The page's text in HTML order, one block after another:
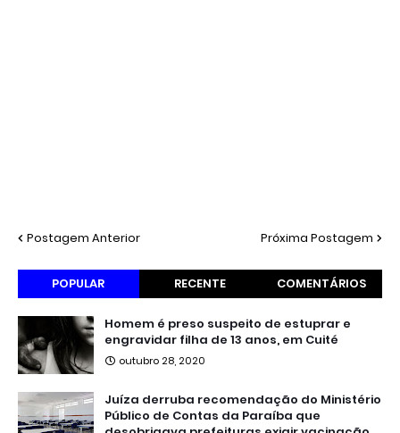
Postagem Anterior Próxima Postagem
POPULAR RECENTE COMENTÁRIOS
Homem é preso suspeito de estuprar e
engravidar filha de 13 anos, em Cuité
outubro 28, 2020
Juíza derruba recomendação do Ministério
Público de Contas da Paraíba que